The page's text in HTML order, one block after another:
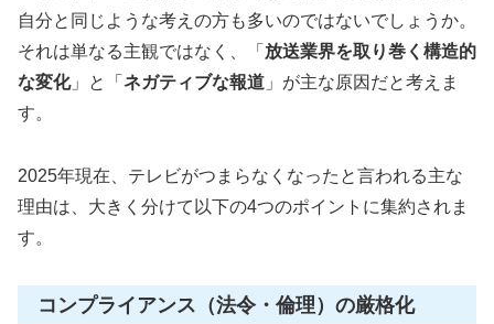
自分と同じような考えの方も多いのではないでしょうか。
それは単なる主観ではなく、「 放送業界を取り巻く構造的
な変化」と「 ネガティブな報道 」が主な原因だと考えま
す。
2025年現在、テレビがつまらなくなったと言われる主な
理由は、大きく分けて以下の4つのポイントに集約されま
す。
コンプライアンス（法令・倫理）の厳格化